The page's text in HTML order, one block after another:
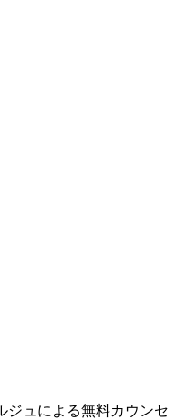
ジュによる無料カウンセ